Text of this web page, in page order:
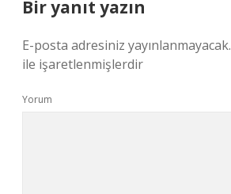
Bir yanıt yazın
E-posta adresiniz yayınlanmayacak.
ile işaretlenmişlerdir
Yorum